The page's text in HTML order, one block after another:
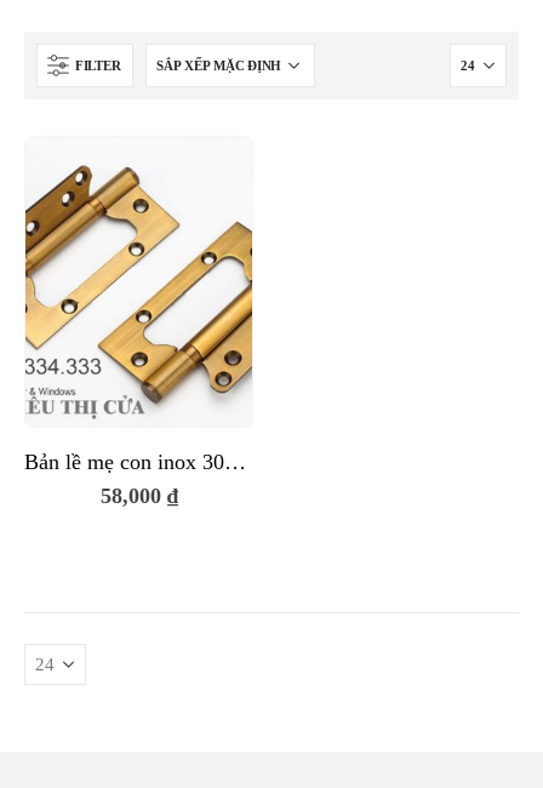
FILTER
Bản lề mẹ con inox 304 màu vàng đồng
58,000 ₫